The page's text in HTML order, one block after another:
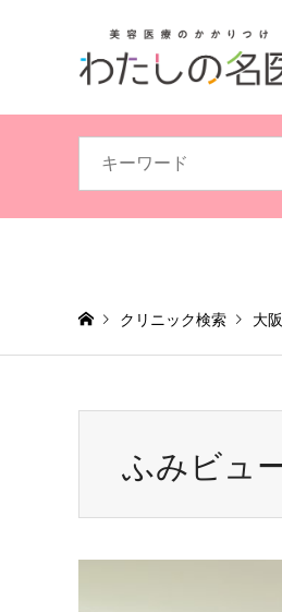
クリニック検索 大
ふみビュ